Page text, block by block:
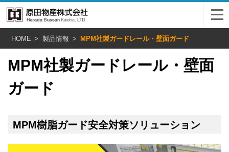
HOME 製品情報 MPM社製ガードレール・壁面ガード
MPM社製ガードレール・壁面
ガード
MPM樹脂ガード安全対策ソリューション